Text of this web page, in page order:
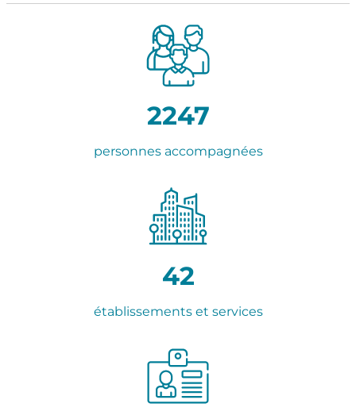
2247
personnes accompagnées
42
établissements et services